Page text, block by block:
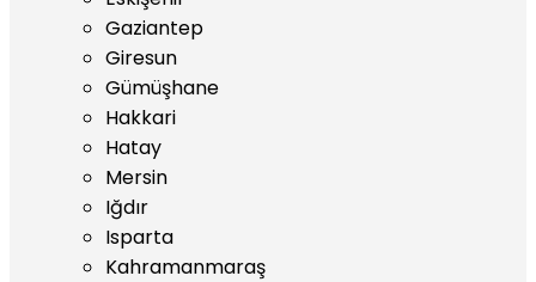
Gaziantep
Giresun
Gümüşhane
Hakkari
Hatay
Mersin
Iğdır
Isparta
Kahramanmaraş